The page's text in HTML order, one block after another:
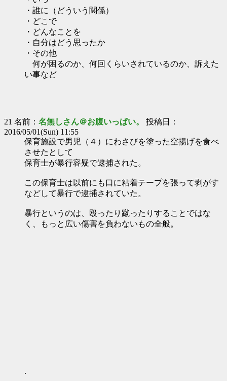
・誰に（どういう関係）
・どこで
・どんなことを
・自分はどう思ったか
・その他
何が困るのか、何回くらいされているのか、訴えた
い事など
21 名前： 名無しさん＠お腹いっぱい。 投稿日：
2016/05/01(Sun) 11:55
保育施設で男児（４）にわさびを塗った空揚げを食べ
させたとして
保育士が暴行容疑で逮捕された。
この保育士は以前にも口に粘着テープを張って剥がす
などして暴行で逮捕されていた。
暴行というのは、殴ったり蹴ったりすることではな
く、もっと広い傷害を負わないもの全般。
.